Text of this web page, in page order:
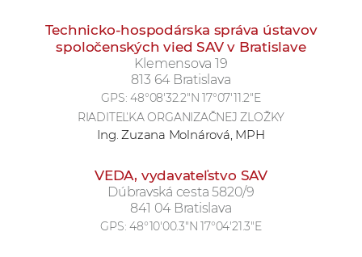
Technicko-hospodárska správa ústavov
spoločenských vied SAV v Bratislave
Klemensova 19
813 64 Bratislava
GPS:48°08'32.2"N 17°07'11.2"E
RIADITEĽKA ORGANIZAČNEJ ZLOŽKY
Ing. Zuzana Molnárová, MPH
VEDA, vydavateľstvo SAV
Dúbravská cesta 5820/9
841 04 Bratislava
GPS:48°10'00.3"N 17°04'21.3"E